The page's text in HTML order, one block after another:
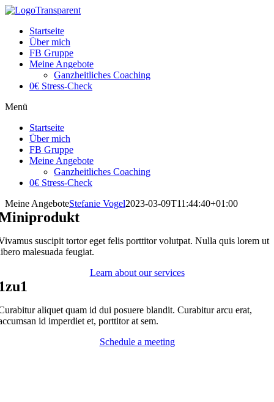
Startseite
Über mich
FB Gruppe
Meine Angebote
Ganzheitliches Coaching
0€ Stress-Check
Menü
Startseite
Über mich
FB Gruppe
Meine Angebote
Ganzheitliches Coaching
0€ Stress-Check
Meine AngeboteStefanie Vogel2023-03-09T11:44:40+01:00
suscipit tortor eget felis porttitor volutpat. Nulla quis lorem ut
malesuada feugiat.
Learn about our services
aliquet quam id dui posuere blandit. Curabitur arcu erat,
id imperdiet et, porttitor at sem.
Schedule a meeting